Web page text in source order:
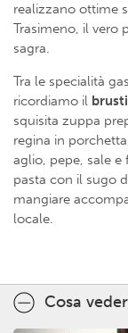
realizzano ottime
Trasimeno, il vero
sagra.
Tra le specialità
ricordiamo il
squisita zuppa
regina in
aglio, pepe, sale
pasta con il sugo
mangiare
locale.
Cosa